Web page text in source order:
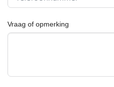
Vraag of opmerking